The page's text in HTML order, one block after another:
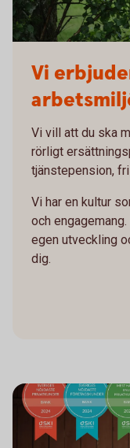
Vi
Vi vill att du ska
rörligt
tjänstepension,
Vi har en kultur
och
egen utveckling
dig.